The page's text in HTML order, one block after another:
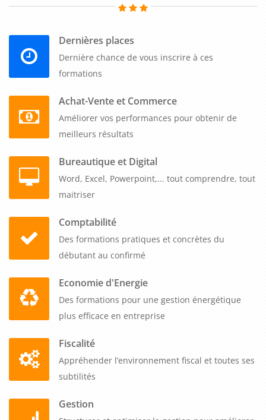
Dernières places
Dernière chance de vous inscrire à ces
formations
Achat-Vente et Commerce
Améliorer vos performances pour obtenir de
meilleurs résultats
Bureautique et Digital
Word, Excel, Powerpoint,... tout comprendre, tout
maitriser
Comptabilité
Des formations pratiques et concrètes du
débutant au confirmé
Economie d'Energie
Des formations pour une gestion énergétique
plus efficace en entreprise
Fiscalité
Appréhender l’environnement fiscal et toutes ses
subtilités
Gestion